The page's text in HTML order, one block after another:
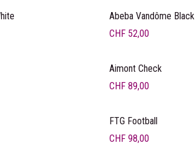
Abeba Vandôme Black
CHF 52,00
Aimont Check
CHF 89,00
FTG Football
CHF 98,00